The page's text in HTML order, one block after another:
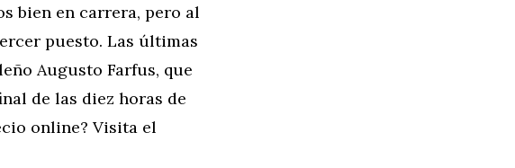
bien en carrera, pero al
puesto. Las últimas
Augusto Farfus, que
de las diez horas de
online? Visita el